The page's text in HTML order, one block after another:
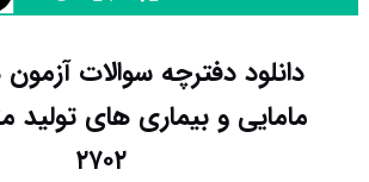
مامایی و بیماری های تولید
۲۷۰۲